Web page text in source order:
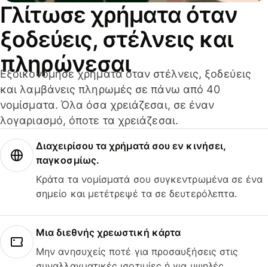
Γλίτωσε χρήματα όταν
ξοδεύεις, στέλνεις και
πληρώνεσαι
Εξοικονόμησε χρήματα όταν στέλνεις, ξοδεύεις
και λαμβάνεις πληρωμές σε πάνω από 40
νομίσματα. Όλα όσα χρειάζεσαι, σε έναν
λογαριασμό, όποτε τα χρειάζεσαι.
Διαχειρίσου τα χρήματά σου εν κινήσει,
παγκοσμίως.
Κράτα τα νομίσματά σου συγκεντρωμένα σε ένα
σημείο και μετέτρεψέ τα σε δευτερόλεπτα.
Μια διεθνής χρεωστική κάρτα
Μην ανησυχείς ποτέ για προσαυξήσεις στις